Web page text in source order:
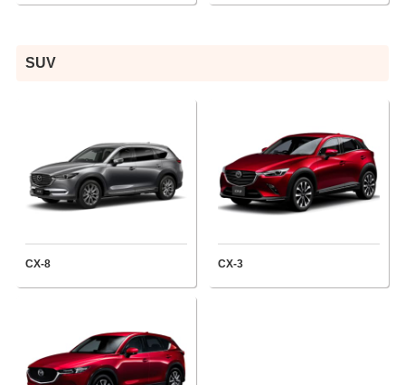
SUV
CX-8 CX-3